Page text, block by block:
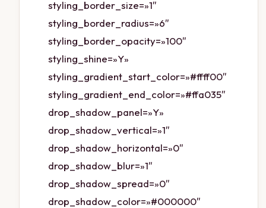
styling_border_size=»1″
styling_border_radius=»6″
styling_border_opacity=»100″
styling_shine=»Y»
styling_gradient_start_color=»#ffff00″
styling_gradient_end_color=»#ffa035″
drop_shadow_panel=»Y»
drop_shadow_vertical=»1″
drop_shadow_horizontal=»0″
drop_shadow_blur=»1″
drop_shadow_spread=»0″
drop_shadow_color=»#000000″